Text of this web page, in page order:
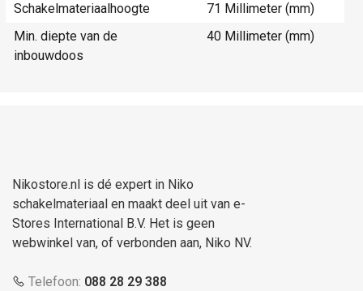
Schakelmateriaalhoogte
71 Millimeter (mm)
Min. diepte van de
inbouwdoos
40 Millimeter (mm)
Nikostore.nl is dé expert in Niko
schakelmateriaal en maakt deel uit van e-
Stores International B.V. Het is geen
webwinkel van, of verbonden aan, Niko NV.
Telefoon: 088 28 29 388